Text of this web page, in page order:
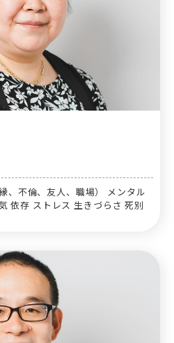
、不倫、友人、職場） メンタル
依存 ストレス 生きづらさ 死別